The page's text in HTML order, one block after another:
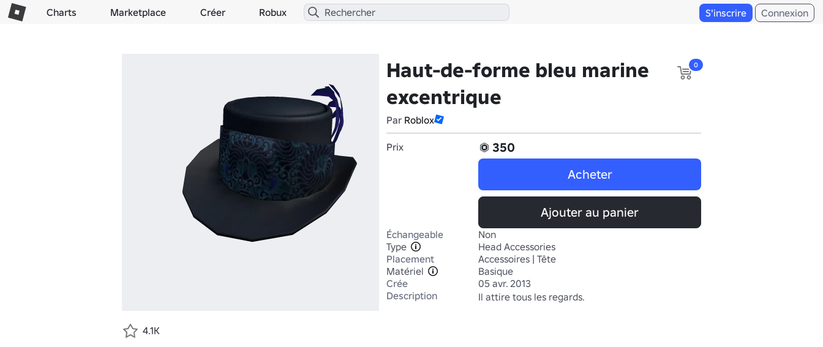
Charts Marketplace Créer Robux S'inscrire Connexion
Haut-de-forme bleu marine
excentrique
Par Roblox
0
Prix
350
Acheter
Ajouter au panier
Échangeable
Non
Type
Head Accessories
Placement
Accessoires | Tête
Matériel
Basique
Crée
05 avr. 2013
Description
Il attire tous les regards.
4.1K